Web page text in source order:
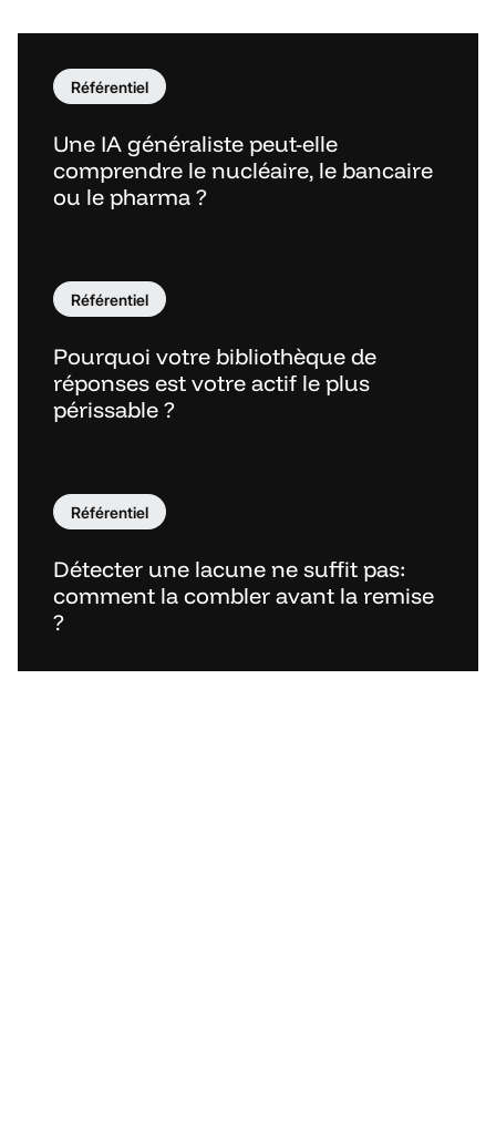
Référentiel
Une IA généraliste peut-elle
comprendre le nucléaire, le bancaire
ou le pharma ?
Référentiel
Pourquoi votre bibliothèque de
réponses est votre actif le plus
périssable ?
Référentiel
Détecter une lacune ne suffit pas:
comment la combler avant la remise
?